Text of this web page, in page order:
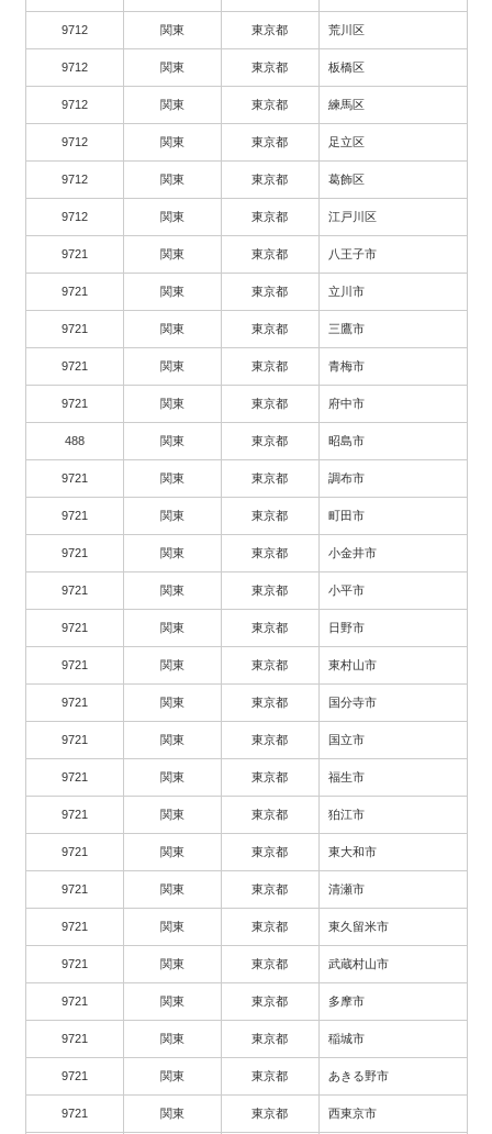
9712 関東 東京都 荒川区
9712 関東 東京都 板橋区
9712 関東 東京都 練馬区
9712 関東 東京都 足立区
9712 関東 東京都 葛飾区
9712 関東 東京都 江戸川区
9721 関東 東京都 八王子市
9721 関東 東京都 立川市
9721 関東 東京都 三鷹市
9721 関東 東京都 青梅市
9721 関東 東京都 府中市
488 関東 東京都 昭島市
9721 関東 東京都 調布市
9721 関東 東京都 町田市
9721 関東 東京都 小金井市
9721 関東 東京都 小平市
9721 関東 東京都 日野市
9721 関東 東京都 東村山市
9721 関東 東京都 国分寺市
9721 関東 東京都 国立市
9721 関東 東京都 福生市
9721 関東 東京都 狛江市
9721 関東 東京都 東大和市
9721 関東 東京都 清瀬市
9721 関東 東京都 東久留米市
9721 関東 東京都 武蔵村山市
9721 関東 東京都 多摩市
9721 関東 東京都 稲城市
9721 関東 東京都 あきる野市
9721 関東 東京都 西東京市